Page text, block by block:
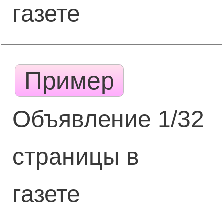
газете
Пример
Объявление 1/32
страницы в
газете